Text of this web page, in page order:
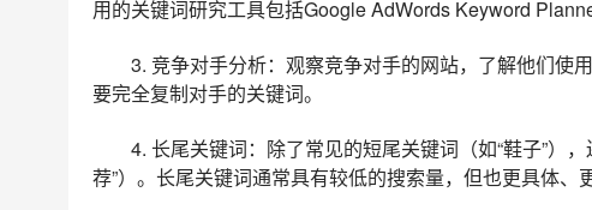
用的关键词研究工具包括Google AdWords Keyword
3. 竞争对手分析：观察竞争对手的网站，了解他们使
要完全复制对手的关键词。
4. 长尾关键词：除了常见的短尾关键词（如“鞋子”）
荐”）。长尾关键词通常具有较低的搜索量，但也更具体、